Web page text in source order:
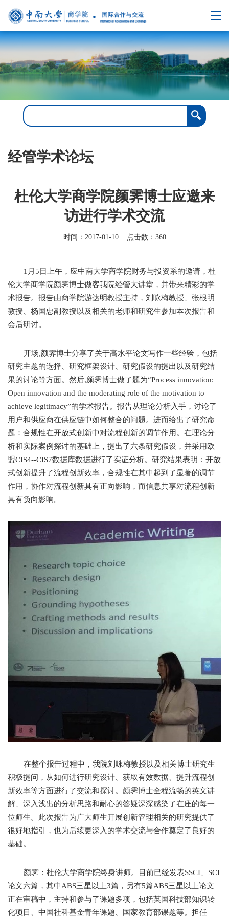
经管学术论坛
杜伦大学商学院颜霁博士应邀来
访进行学术交流
时间：2017-01-10 点击数： 360
1月5日上午，应中南大学商学院财务与投资系的邀请，杜
伦大学商学院颜霁博士做客我院经管大讲堂，并带来精彩的学
术报告。报告由商学院游达明教授主持，刘咏梅教授、张根明
教授、杨国忠副教授以及相关的老师和研究生参加本次报告和
会后研讨。
开场,颜霁博士分享了关于高水平论文写作一些经验，包括
研究主题的选择、研究框架设计、研究假设的提出以及研究结
果的讨论等方面。然后,颜霁博士做了题为“Process innovation:
Open innovation and the moderating role of the motivation to
achieve legitimacy”的学术报告。报告从理论分析入手，讨论了
用户和供应商在供应链中如何整合的问题。进而给出了研究命
题：合规性在开放式创新中对流程创新的调节作用。在理论分
析和实际案例探讨的基础上，提出了六条研究假设，并采用欧
盟CIS4--CIS7数据库数据进行了实证分析。研究结果表明：开放
式创新提升了流程创新效率，合规性在其中起到了显著的调节
作用，协作对流程创新具有正向影响，而信息共享对流程创新
具有负向影响。
在整个报告过程中，我院刘咏梅教授以及相关博士研究生
积极提问，从如何进行研究设计、获取有效数据、提升流程创
新效率等方面进行了交流和探讨。颜霁博士全程流畅的英文讲
解、深入浅出的分析思路和耐心的答疑深深感染了在座的每一
位师生。此次报告为广大师生开展创新管理相关的研究提供了
很好地指引，也为后续更深入的学术交流与合作奠定了良好的
基础。
颜霁：杜伦大学商学院终身讲师。目前已经发表SSCI、SCI
论文六篇，其中ABS三星以上3篇，另有5篇ABS三星以上论文
正在审稿中，主持和参与了课题多项，包括英国科技部知识转
化项目、中国社科基金青年课题、国家教育部课题等。担任